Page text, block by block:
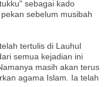
sebagai kado
sebelum musibah
tertulis di Lauhul
semua kejadian ini
masih akan terus
agama Islam. Ia telah